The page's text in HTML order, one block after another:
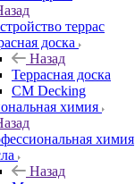
террас
доска
Назад
Террасная доска
CM Decking
химия
химия
Назад